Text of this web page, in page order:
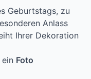
Geburtstags, zu
Anlass
Ihrer Dekoration
Foto